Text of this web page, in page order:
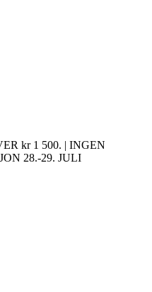
kr 1 500. | INGEN
28.-29. JULI